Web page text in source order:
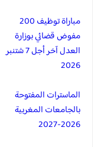
مباراة توظيف 200
مفوض قضائي بوزارة
العدل آخر أجل 7 شتنبر
2026
الماسترات المفتوحة
بالجامعات المغربية
2026-2027